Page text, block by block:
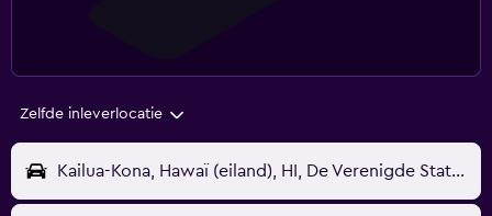
Zelfde inleverlocatie
Kailua-Kona, Hawaï (eiland), HI, De Verenigde Staten - Kona Intl (KOA)